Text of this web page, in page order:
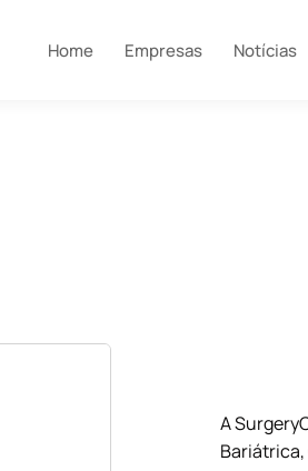
Home Empresas Notícias
A